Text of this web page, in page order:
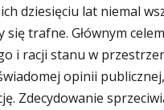
dziesięciu lat niemal
się trafne. Głównym
i racji stanu w
opinii
Zdecydowanie